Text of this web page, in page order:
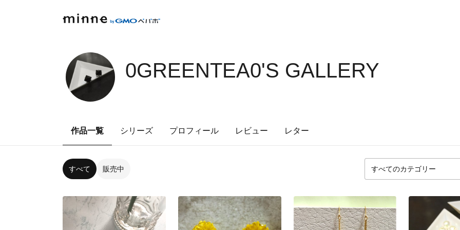
0GREENTEA0'S GALLERY
作品一覧 シリーズ プロフィール レビュー レター
すべて 販売中